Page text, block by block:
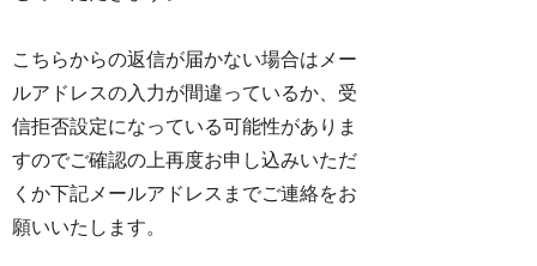
こちらからの返信が届かない場合はメー
ルアドレスの入力が間違っているか、受
信拒否設定になっている可能性がありま
すのでご確認の上再度お申し込みいただ
くか下記メールアドレスまでご連絡をお
願いいたします。